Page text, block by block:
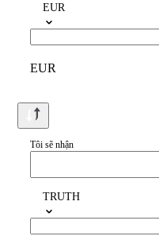
EUR
EUR
Tôi sẽ nhận
TRUTH